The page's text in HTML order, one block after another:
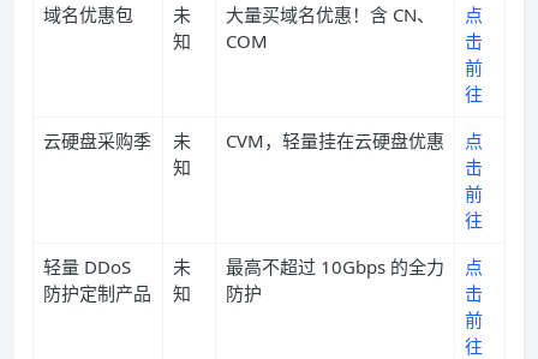
域名优惠包
未
知
大量买域名优惠！含 CN、
COM
点
击
前
往
云硬盘采购季
未
知
CVM，轻量挂在云硬盘优惠
点
击
前
往
轻量 DDoS
防护定制产品
未
知
最高不超过 10Gbps 的全力
防护
点
击
前
往